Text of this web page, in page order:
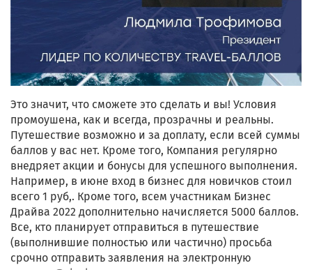
Это значит, что сможете это сделать и вы! Условия
промоушена, как и всегда, прозрачны и реальны.
Путешествие возможно и за доплату, если всей суммы
баллов у вас нет. Кроме того, Компания регулярно
внедряет акции и бонусы для успешного выполнения.
Например, в июне вход в бизнес для новичков стоил
всего 1 руб,. Кроме того, всем участникам Бизнес
Драйва 2022 дополнительно начисляется 5000 баллов.
Все, кто планирует отправиться в путешествие
(выполнившие полностью или частично) просьба
срочно отправить заявления на электронную